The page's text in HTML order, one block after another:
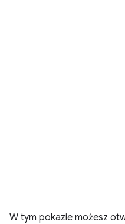
W tym pokazie możesz